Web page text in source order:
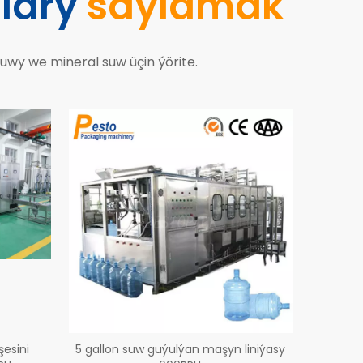
we mineral suw üçin ýörite.
5 gallon suw guýulýan maşyn liniýasy